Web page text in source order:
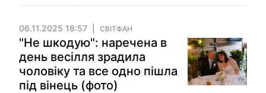
06.11.2025 18:57 СВІТФАН
"Не шкодую": наречена в
день весілля зрадила
чоловіку та все одно пішла
під вінець (фото)